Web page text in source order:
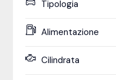
Tipologia
Alimentazione
Cilindrata